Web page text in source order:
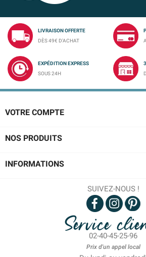
LIVRAISON OFFERTE
DÈS 49€ D'ACHAT
EXPÉDITION EXPRESS
SOUS 24H
VOTRE COMPTE
NOS PRODUITS
INFORMATIONS
SUIVEZ-NOUS !
Service
02-40-45-25-96
Prix d'un appel local